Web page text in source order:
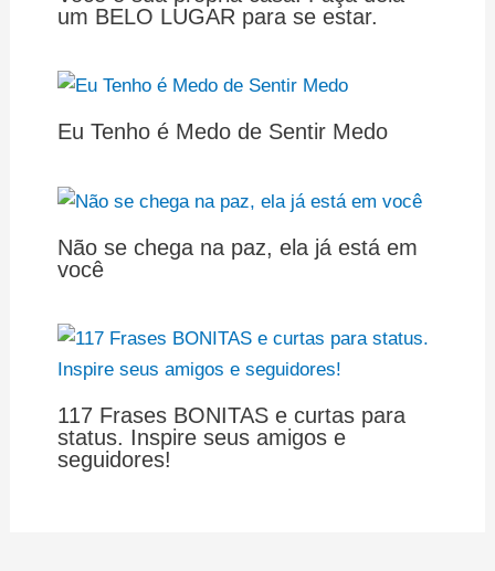
um BELO LUGAR para se estar.
Eu Tenho é Medo de Sentir Medo
Não se chega na paz, ela já está em
você
117 Frases BONITAS e curtas para
status. Inspire seus amigos e
seguidores!